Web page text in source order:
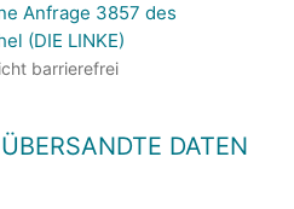
Anfrage 3857 des
(DIE LINKE)
barrierefrei
DATEN